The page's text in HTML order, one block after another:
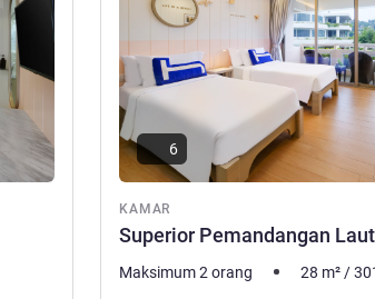
KAMAR
Superior Pemandangan Laut
6
Maksimum 2 orang 28 m² /